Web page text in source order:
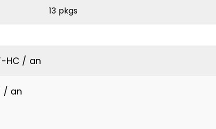
13 pkgs
HC / an
/ an